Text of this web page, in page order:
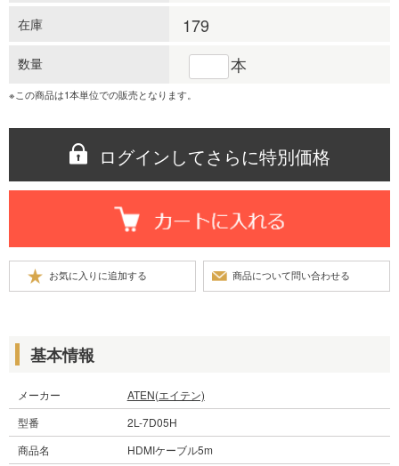
在庫 179
数量 本
※この商品は1本単位での販売となります。
ログインしてさらに特別価格
基本情報
メーカー
ATEN(エイテン)
型番
2L-7D05H
商品名
HDMIケーブル5m